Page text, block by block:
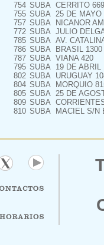
754 SUBA CERRITO 669
755 SUBA 25 DE
757 SUBA NICANOR
772 SUBA JULIO
785 SUBA AV.
786 SUBA BRASIL
787 SUBA VIANA 420
795 SUBA 19 DE ABRIL
802 SUBA URUGUAY
804 SUBA MORQUIO
805 SUBA 25 DE
809 SUBA
810 SUBA MACIEL S/N